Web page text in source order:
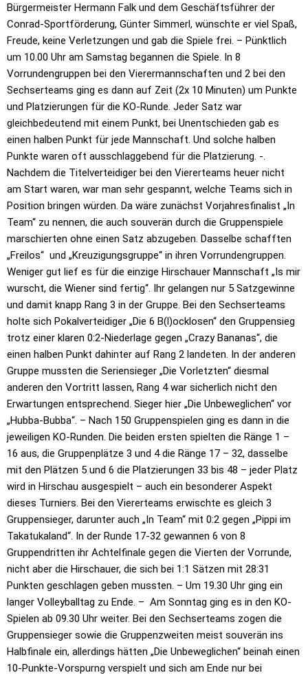
Bürgermeister Hermann Falk und dem Geschäftsführer der
Conrad-Sportförderung, Günter Simmerl, wünschte er viel Spaß,
Freude, keine Verletzungen und gab die Spiele frei. – Pünktlich
um 10.00 Uhr am Samstag begannen die Spiele. In 8
Vorrundengruppen bei den Vierermannschaften und 2 bei den
Sechserteams ging es dann auf Zeit (2x 10 Minuten) um Punkte
und Platzierungen für die KO-Runde. Jeder Satz war
gleichbedeutend mit einem Punkt, bei Unentschieden gab es
einen halben Punkt für jede Mannschaft. Und solche halben
Punkte waren oft ausschlaggebend für die Platzierung. -.
Nachdem die Titelverteidiger bei den Viererteams heuer nicht
am Start waren, war man sehr gespannt, welche Teams sich in
Position bringen würden. Da wäre zunächst Vorjahresfinalist „In
Team“ zu nennen, die auch souverän durch die Gruppenspiele
marschierten ohne einen Satz abzugeben. Dasselbe schafften
„Freilos“ und „Kreuzigungsgruppe“ in ihren Vorrundengruppen.
Weniger gut lief es für die einzige Hirschauer Mannschaft „Is mir
wurscht, die Wiener sind fertig“. Ihr gelangen nur 5 Satzgewinne
und damit knapp Rang 3 in der Gruppe. Bei den Sechserteams
holte sich Pokalverteidiger „Die 6 B(l)ocklosen“ den Gruppensieg
trotz einer klaren 0:2-Niederlage gegen „Crazy Bananas“, die
einen halben Punkt dahinter auf Rang 2 landeten. In der anderen
Gruppe mussten die Seriensieger „Die Vorletzten“ diesmal
anderen den Vortritt lassen, Rang 4 war sicherlich nicht den
Erwartungen entsprechend. Sieger hier „Die Unbeweglichen“ vor
„Hubba-Bubba“. – Nach 150 Gruppenspielen ging es dann in die
jeweiligen KO-Runden. Die beiden ersten spielten die Ränge 1 –
16 aus, die Gruppenplätze 3 und 4 die Ränge 17 – 32, dasselbe
mit den Plätzen 5 und 6 die Platzierungen 33 bis 48 – jeder Platz
wird in Hirschau ausgespielt – auch ein besonderer Aspekt
dieses Turniers. Bei den Viererteams erwischte es gleich 3
Gruppensieger, darunter auch „In Team“ mit 0:2 gegen „Pippi im
Takatukaland“. In der Runde 17-32 gewannen 6 von 8
Gruppendritten ihr Achtelfinale gegen die Vierten der Vorrunde,
nicht aber die Hirschauer, die sich bei 1:1 Sätzen mit 28:31
Punkten geschlagen geben mussten. – Um 19.30 Uhr ging ein
langer Volleyballtag zu Ende. – Am Sonntag ging es in den KO-
Spielen ab 09.30 Uhr weiter. Bei den Sechserteams zogen die
Gruppensieger sowie die Gruppenzweiten meist souverän ins
Halbfinale ein, allerdings hätten „Die Unbeweglichen“ beinah einen
10-Punkte-Vorspurng verspielt und sich am Ende nur bei